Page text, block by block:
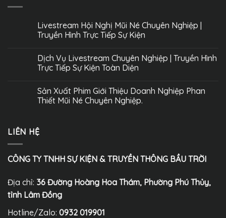
Livestream Hội Nghị Mũi Né Chuyên Nghiệp |
Truyền Hình Trực Tiếp Sự Kiện
Dịch Vụ Livestream Chuyên Nghiệp | Truyền Hình
Trực Tiếp Sự Kiện Toàn Diện
Sản Xuất Phim Giới Thiệu Doanh Nghiệp Phan
Thiết Mũi Né Chuyên Nghiệp.
LIÊN HỆ
CÔNG TY TNHH SỰ KIỆN & TRUYỀN THÔNG BẦU TRỜI
Địa chỉ: 36 Đường Hoàng Hoa Thám, Phường Phú Thủy,
tỉnh Lâm Đồng
Hotline/Zalo: 0932 019901